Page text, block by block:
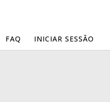
FAQ INICIAR SESSÃO